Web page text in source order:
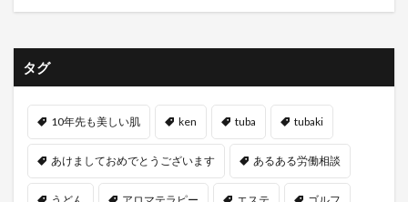
タグ
10年先も美しい肌 ken tuba tubaki
あけましておめでとうございます あるある労働相談